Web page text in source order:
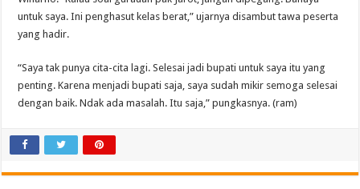
untuk saya. Ini penghasut kelas berat,” ujarnya disambut tawa peserta
yang hadir.
“Saya tak punya cita-cita lagi. Selesai jadi bupati untuk saya itu yang
penting. Karena menjadi bupati saja, saya sudah mikir semoga selesai
dengan baik. Ndak ada masalah. Itu saja,” pungkasnya. (ram)